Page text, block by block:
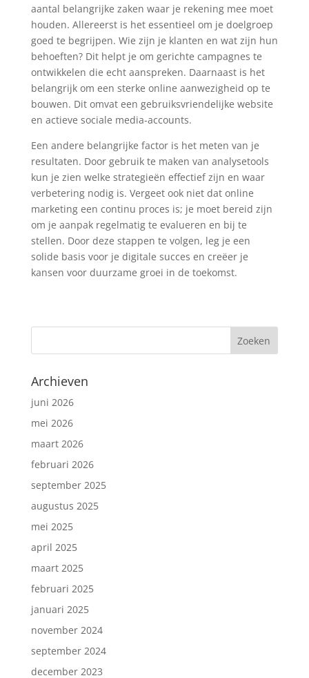
aantal belangrijke zaken waar je rekening mee moet
houden. Allereerst is het essentieel om je doelgroep
goed te begrijpen. Wie zijn je klanten en wat zijn hun
behoeften? Dit helpt je om gerichte campagnes te
ontwikkelen die echt aanspreken. Daarnaast is het
belangrijk om een sterke online aanwezigheid op te
bouwen. Dit omvat een gebruiksvriendelijke website
en actieve sociale media-accounts.
Een andere belangrijke factor is het meten van je
resultaten. Door gebruik te maken van analysetools
kun je zien welke strategieën effectief zijn en waar
verbetering nodig is. Vergeet ook niet dat online
marketing een continu proces is; je moet bereid zijn
om je aanpak regelmatig te evalueren en bij te
stellen. Door deze stappen te volgen, leg je een
solide basis voor je digitale succes en creëer je
kansen voor duurzame groei in de toekomst.
Archieven
juni 2026
mei 2026
maart 2026
februari 2026
september 2025
augustus 2025
mei 2025
april 2025
maart 2025
februari 2025
januari 2025
november 2024
september 2024
december 2023